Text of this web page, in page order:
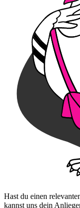
Hast du einen
kannst uns dein